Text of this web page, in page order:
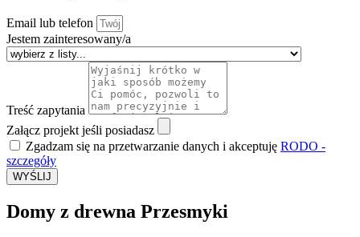
Email lub telefon
Jestem zainteresowany/a
Treść zapytania
Załącz projekt jeśli posiadasz
Zgadzam się na przetwarzanie danych i akceptuję RODO -
szczegóły
WYŚLIJ
Domy z drewna Przesmyki